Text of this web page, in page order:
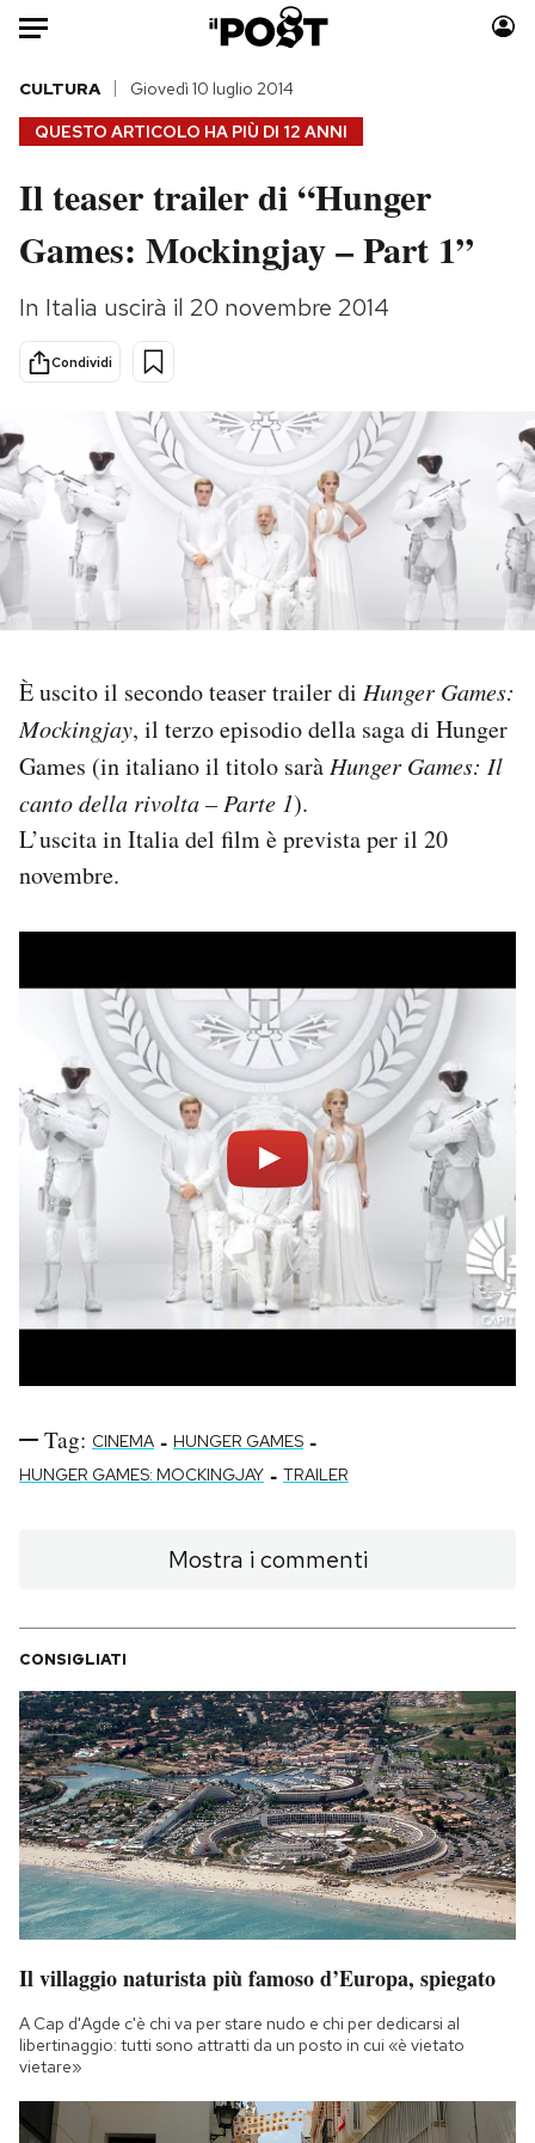
Auto
HOME
Italia
Politica
Tecnologia
Internet
Scienza
Cultura
Economia
Sport
Moda
Consumismi
Storie/Idee
Europa
Altrecose
Mondiali calcio 2026
PODCAST
I MIEI PREFERITI
Area Personale
Newsletter
Notifiche mobile
Regala il Post
Hai bisogno di aiuto?
QUESTO ARTICOLO HA PIÙ DI 12 ANNI
CULTURA Giovedì 10 luglio 2014
Il teaser trailer di “Hunger
Games: Mockingjay – Part 1”
In Italia uscirà il 20 novembre 2014
Condividi
È uscito il secondo teaser trailer di Hunger Games:
Mockingjay, il terzo episodio della saga di Hunger
Games (in italiano il titolo saràHunger Games: Il
canto della rivolta – Parte 1).
L’uscita in Italia del film è prevista per il 20
novembre.
Tag: CINEMA - HUNGER GAMES -
HUNGER GAMES: MOCKINGJAY - TRAILER
Mostra i commenti
CONSIGLIATI
Il villaggio naturista più famoso d’Europa, spiegato
A Cap d'Agde c'è chi va per stare nudo e chi per dedicarsi al
libertinaggio: tutti sono attratti da un posto in cui «è vietato
vietare»